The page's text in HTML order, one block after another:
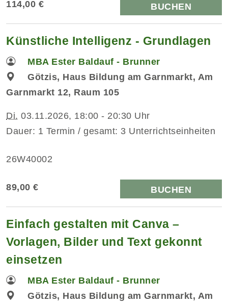
114,00 € BUCHEN
Künstliche Intelligenz - Grundlagen
MBA Ester Baldauf - Brunner
Götzis, Haus Bildung am Garnmarkt, Am
Garnmarkt 12, Raum 105
Di. 03.11.2026, 18:00 - 20:30 Uhr
Dauer: 1 Termin / gesamt: 3 Unterrichtseinheiten
26W40002
89,00 € BUCHEN
Einfach gestalten mit Canva –
Vorlagen, Bilder und Text gekonnt
einsetzen
MBA Ester Baldauf - Brunner
Götzis, Haus Bildung am Garnmarkt, Am